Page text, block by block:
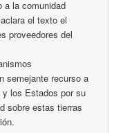
a la comunidad
el texto el
proveedores del
semejante recurso a
los Estados por su
sobre estas tierras